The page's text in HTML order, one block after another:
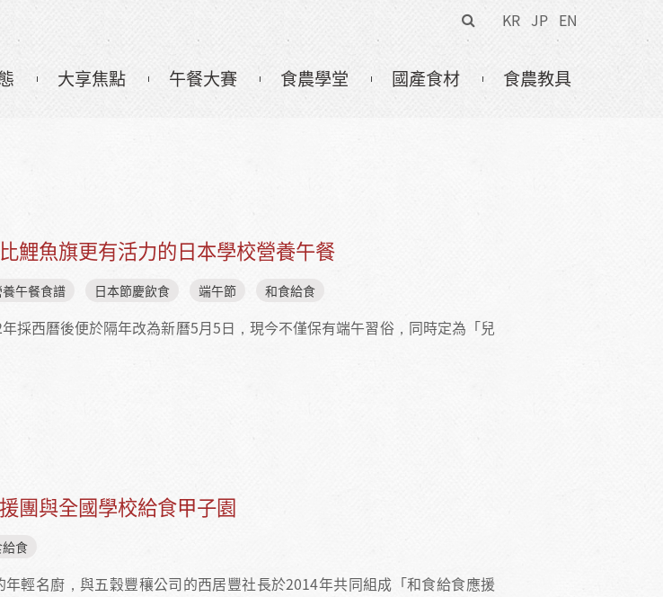
KR JP EN
搜
尋
表
單
大享焦點 午餐大賽 食農學堂 國產食材 食農教具
鯉魚旗更有活力的日本學校營養午餐
午餐食譜 日本節慶飲食 端午節 和食給食
採西曆後便於隔年改為新曆5月5日，現今不僅保有端午習俗，同時定為「兒
團與全國學校給食甲子園
食
輕名廚，與五穀豐穰公司的西居豐社長於2014年共同組成「和食給食應援